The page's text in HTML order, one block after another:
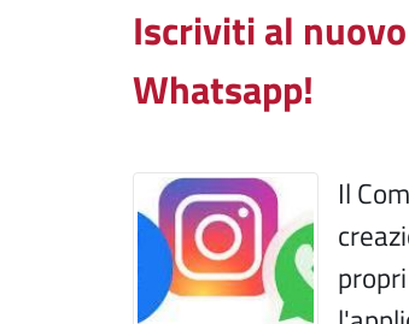
Iscriviti al
Whatsapp!
Il